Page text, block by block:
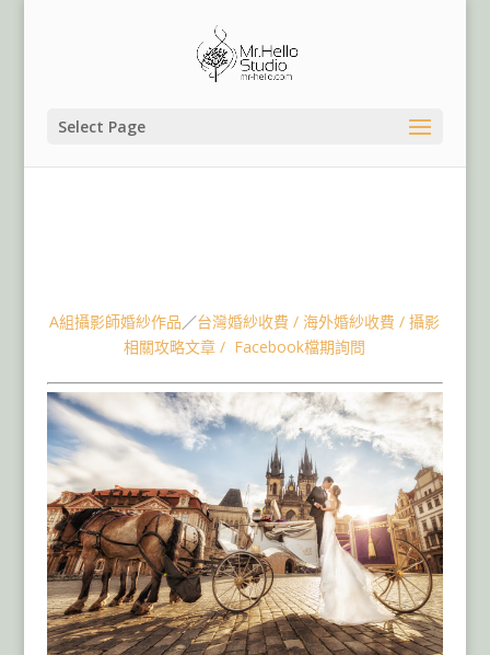
Select Page
A組攝影師婚紗作品／台灣婚紗收費 / 海外婚紗收費 /攝影
相關攻略文章 / Facebook檔期詢問